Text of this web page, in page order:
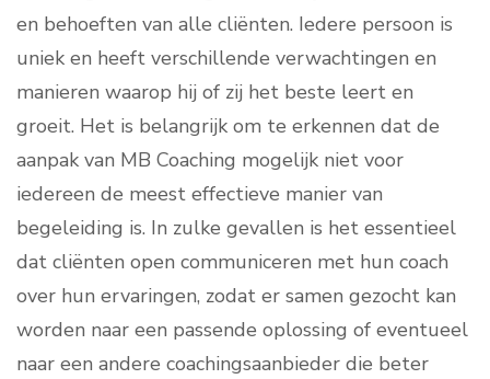
en behoeften van alle cliënten. Iedere persoon is
uniek en heeft verschillende verwachtingen en
manieren waarop hij of zij het beste leert en
groeit. Het is belangrijk om te erkennen dat de
aanpak van MB Coaching mogelijk niet voor
iedereen de meest effectieve manier van
begeleiding is. In zulke gevallen is het essentieel
dat cliënten open communiceren met hun coach
over hun ervaringen, zodat er samen gezocht kan
worden naar een passende oplossing of eventueel
naar een andere coachingsaanbieder die beter